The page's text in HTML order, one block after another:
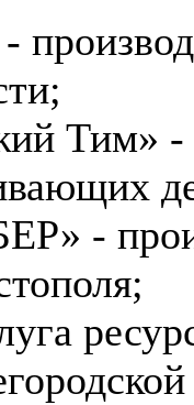
Тим» -
-